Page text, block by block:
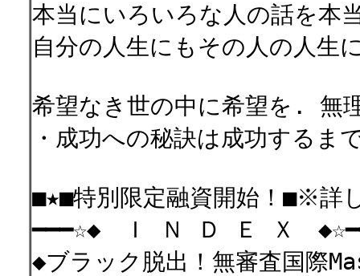
本当にいろいろな人の話を本
自分の人生にもその人の人
希望なき世の中に希望を.
・成功への秘訣は成功する
■★■特別限定融資開始！■※詳
━━━☆◆ Ｉ Ｎ Ｄ Ｅ Ｘ
◆ブラック脱出！無審査国際